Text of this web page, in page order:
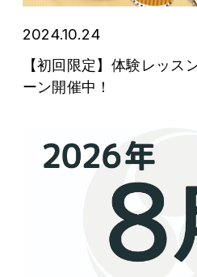
2024.10.24
【初回限定】体験レッス
ーン開催中！